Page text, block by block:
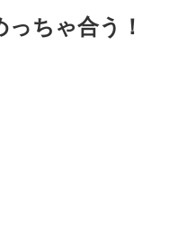
ちゃ合う！